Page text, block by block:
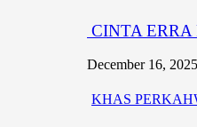
CINTA ERRA
December 16, 2025
KHAS